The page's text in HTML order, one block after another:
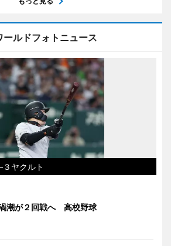
ールドフォトニュース
ヤクルト
潮が２回戦へ 高校野球